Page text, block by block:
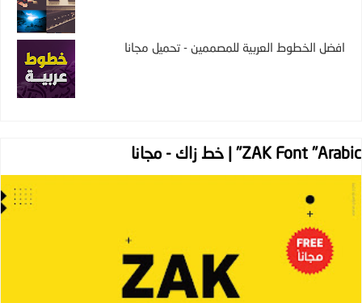
افضل الخطوط العربية للمصممين - تحميل مجانا
ZAK Font "Arabic" | خط زاك - مجانا